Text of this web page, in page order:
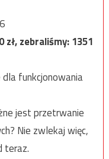
zł, zebraliśmy:1351
funkcjonowania
jest przetrwanie
Nie zwlekaj więc,
teraz.